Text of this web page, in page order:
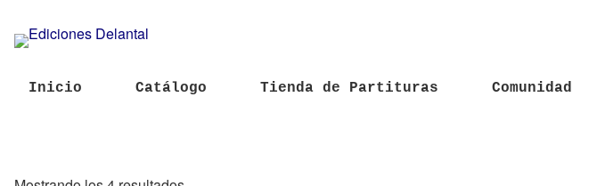
Inicio Catálogo Tienda de Partituras Comunidad